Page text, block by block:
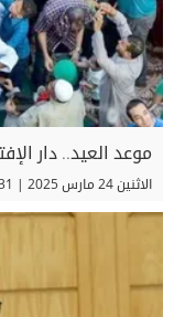
موعد العيد.. دار
الاثنين 24 مارس 2025 | 06:31 صباحاً